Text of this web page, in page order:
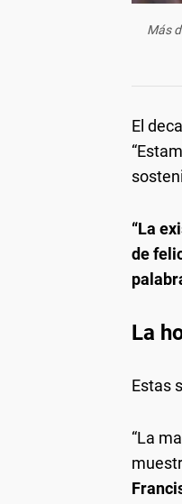
Más
El
“La
de
La
Estas
“La